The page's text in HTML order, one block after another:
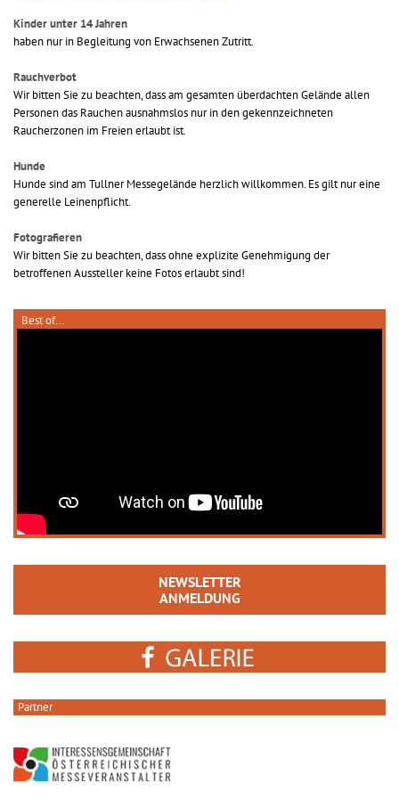
Kinder unter 14 Jahren
haben nur in Begleitung von Erwachsenen Zutritt.
Rauchverbot
Wir bitten Sie zu beachten, dass am gesamten überdachten Gelände allen
Personen das Rauchen ausnahmslos nur in den gekennzeichneten
Raucherzonen im Freien erlaubt ist.
Hunde
Hunde sind am Tullner Messegelände herzlich willkommen. Es gilt nur eine
generelle Leinenpflicht.
Fotografieren
Wir bitten Sie zu beachten, dass ohne explizite Genehmigung der
betroffenen Aussteller keine Fotos erlaubt sind!
Best of...
NEWSLETTER
ANMELDUNG
Partner